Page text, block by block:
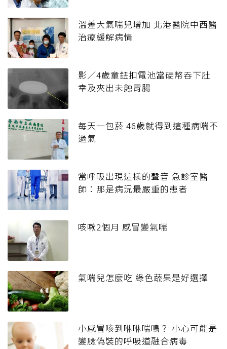
溫差大氣喘兒增加 北港醫院中西醫
治療緩解病情
影／4歲童鈕扣電池當硬幣吞下肚
幸及夾出未蝕胃腸
每天一包菸 46歲就得到這種病喘不
過氣
當呼吸出現這樣的聲音 急診室醫
師：那是病況最嚴重的患者
咳嗽2個月 感冒變氣喘
氣喘兒怎麼吃 綠色蔬果是好選擇
小感冒咳到咻咻喘鳴？ 小心可能是
變臉偽裝的呼吸道融合病毒